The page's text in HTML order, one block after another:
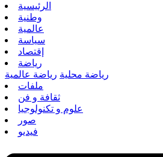
الرئيسية
وطنية
عالمية
سياسة
إقتصاد
رياضة
رياضة محلية رياضة عالمية
ملفات
ثقافة و فن
علوم و تكنولوجيا
صور
فيديو